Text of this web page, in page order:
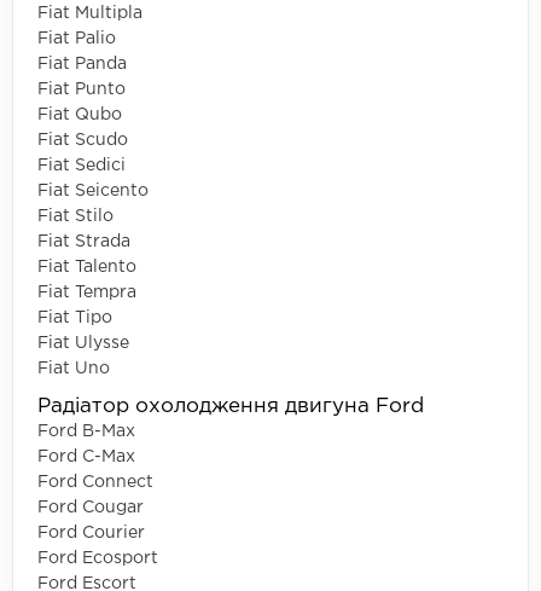
Fiat Multipla
Fiat Palio
Fiat Panda
Fiat Punto
Fiat Qubo
Fiat Scudo
Fiat Sedici
Fiat Seicento
Fiat Stilo
Fiat Strada
Fiat Talento
Fiat Tempra
Fiat Tipo
Fiat Ulysse
Fiat Uno
Радіатор охолодження двигуна Ford
Ford B-Max
Ford C-Max
Ford Connect
Ford Cougar
Ford Courier
Ford Ecosport
Ford Escort